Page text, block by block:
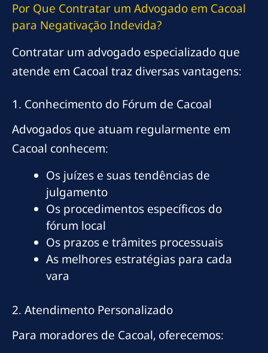
Por Que Contratar um Advogado em Cacoal
para Negativação Indevida?
Contratar um advogado especializado que
atende em Cacoal traz diversas vantagens:
1. Conhecimento do Fórum de Cacoal
Advogados que atuam regularmente em
Cacoal conhecem:
Os juízes e suas tendências de
julgamento
Os procedimentos específicos do
fórum local
Os prazos e trâmites processuais
As melhores estratégias para cada
vara
2. Atendimento Personalizado
Para moradores de Cacoal, oferecemos: